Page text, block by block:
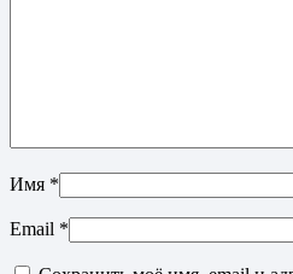
Имя *
Email *